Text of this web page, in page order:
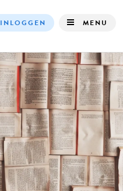
navigation
INLOGGEN MENU